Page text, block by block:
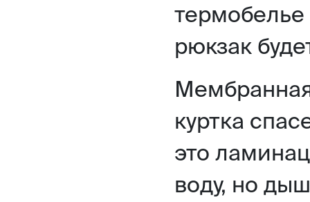
рюкзак
куртка
это
воду, но